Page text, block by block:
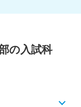
の入試科